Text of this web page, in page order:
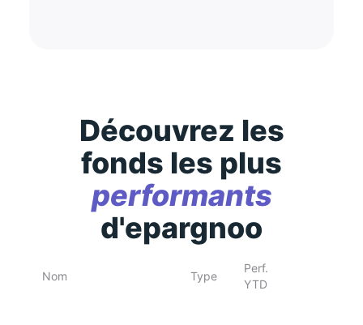
Découvrez les
fonds les plus
performants
d'epargnoo
Nom Type
Perf.
YTD